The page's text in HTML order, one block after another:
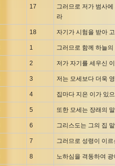
Tagalog 1905
Tagalog John and James
Ukrainian 1871 NT
Ukrainian Bible
Uma New Testament
Vietnamese 1934 Bible
17
그러므로 저가 범사
라
18 자기가 시험을 받아
1 그러므로 함께 하늘
2 저가 자기를 세우신
3 저는 모세보다 더욱
4 집마다 지은 이가 있
5 또한 모세는 장래의
6 그리스도는 그의 집
7 그러므로 성령이 이
8 노하심을 격동하여